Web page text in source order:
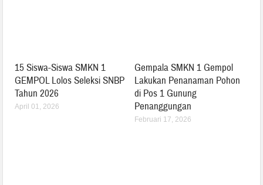
15 Siswa-Siswa SMKN 1
GEMPOL Lolos Seleksi SNBP
Tahun 2026
April 01, 2026
Gempala SMKN 1 Gempol
Lakukan Penanaman Pohon
di Pos 1 Gunung
Penanggungan
Februari 17, 2026